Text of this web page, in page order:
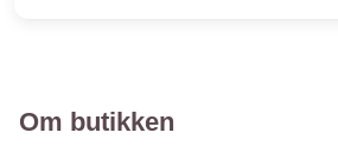
Om butikken